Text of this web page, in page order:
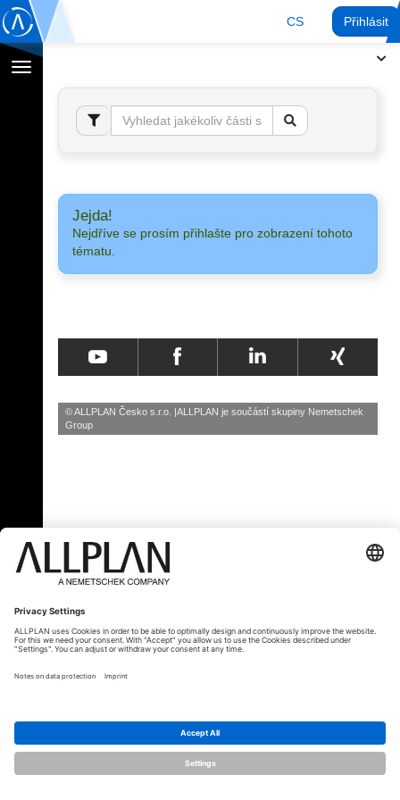
CS Přihlásit
Přepnout
navigaci
Jejda!
Nejdříve se prosím přihlašte pro zobrazení tohoto
tématu.
© ALLPLAN Česko s.r.o. ALLPLAN je součástí skupiny Nemetschek
Group